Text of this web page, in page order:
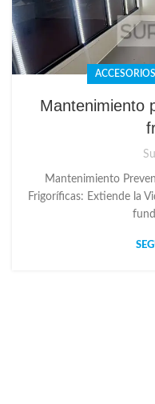
ACCESORIOS
Mantenimiento
Mantenimiento
Frigoríficas: Extiende la